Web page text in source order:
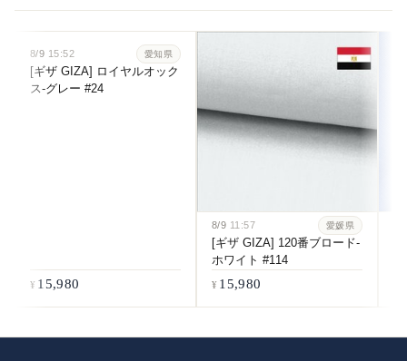
8/9 15:52 愛知県
[ギザ GIZA] ロイヤルオック
ス-グレー #24
15,980
8/9 11:57 愛媛県
[ギザ GIZA] 120番ブロード-
ホワイト #114
15,980